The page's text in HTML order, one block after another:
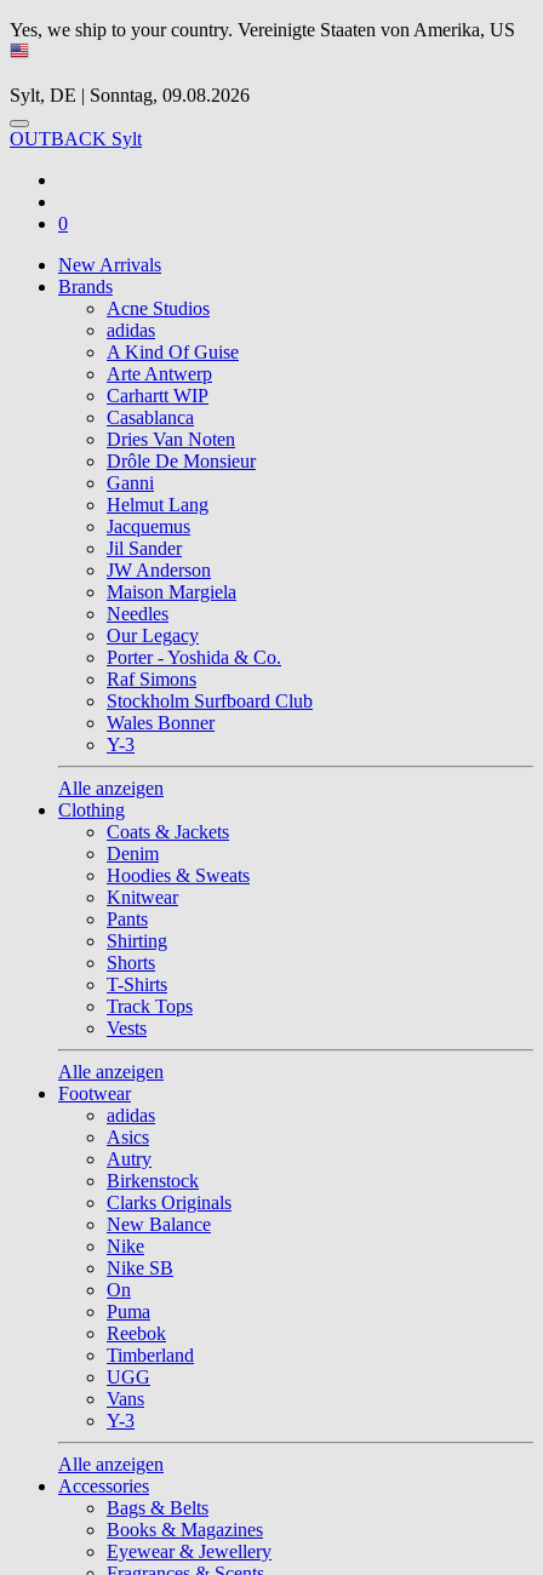
Yes, we ship to your country. Vereinigte Staaten von Amerika, US
Sylt, DE | Sonntag, 09.08.2026
OUTBACK Sylt
0
New Arrivals
Brands
Acne Studios
adidas
A Kind Of Guise
Arte Antwerp
Carhartt WIP
Casablanca
Dries Van Noten
Drôle De Monsieur
Ganni
Helmut Lang
Jacquemus
Jil Sander
JW Anderson
Maison Margiela
Needles
Our Legacy
Porter - Yoshida & Co.
Raf Simons
Stockholm Surfboard Club
Wales Bonner
Y-3
Alle anzeigen
Clothing
Coats & Jackets
Denim
Hoodies & Sweats
Knitwear
Pants
Shirting
Shorts
T-Shirts
Track Tops
Vests
Alle anzeigen
Footwear
adidas
Asics
Autry
Birkenstock
Clarks Originals
New Balance
Nike
Nike SB
On
Puma
Reebok
Timberland
UGG
Vans
Y-3
Alle anzeigen
Accessories
Bags & Belts
Books & Magazines
Eyewear & Jewellery